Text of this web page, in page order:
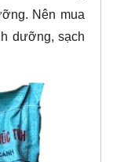
Nên mua
dưỡng, sạch